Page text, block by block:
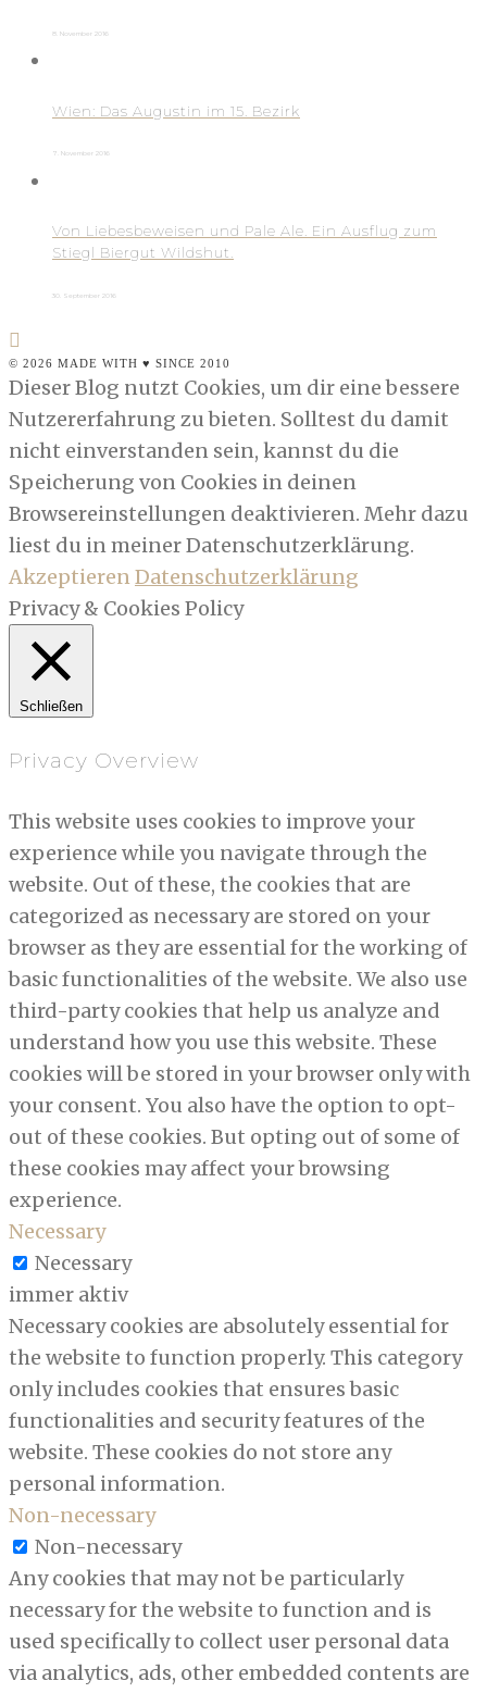
8. November 2016
Wien: Das Augustin im 15. Bezirk
7. November 2016
Von Liebesbeweisen und Pale Ale. Ein Ausflug zum
Stiegl Biergut Wildshut.
30. September 2016
© 2026 MADE WITH ♥ SINCE 2010
Dieser Blog nutzt Cookies, um dir eine bessere
Nutzererfahrung zu bieten. Solltest du damit
nicht einverstanden sein, kannst du die
Speicherung von Cookies in deinen
Browsereinstellungen deaktivieren. Mehr dazu
liest du in meiner Datenschutzerklärung.
AkzeptierenDatenschutzerklärung
Privacy & Cookies Policy
Schließen
Privacy Overview
This website uses cookies to improve your
experience while you navigate through the
website. Out of these, the cookies that are
categorized as necessary are stored on your
browser as they are essential for the working of
basic functionalities of the website. We also use
third-party cookies that help us analyze and
understand how you use this website. These
cookies will be stored in your browser only with
your consent. You also have the option to opt-
out of these cookies. But opting out of some of
these cookies may affect your browsing
experience.
Necessary
Necessary
immer aktiv
Necessary cookies are absolutely essential for
the website to function properly. This category
only includes cookies that ensures basic
functionalities and security features of the
website. These cookies do not store any
personal information.
Non-necessary
Non-necessary
Any cookies that may not be particularly
necessary for the website to function and is
used specifically to collect user personal data
via analytics, ads, other embedded contents are